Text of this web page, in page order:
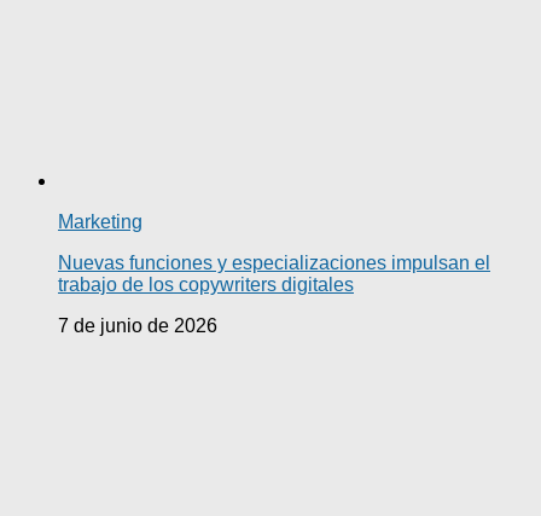
Marketing
Nuevas funciones y especializaciones impulsan el
trabajo de los copywriters digitales
7 de junio de 2026